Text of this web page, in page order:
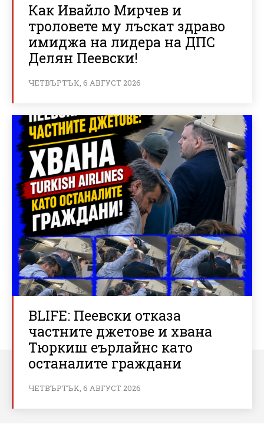
Как Ивайло Мирчев и
троловете му лъскат здраво
имиджа на лидера на ДПС
Делян Пеевски!
ЧЕТВЪРТЪК, 6 АВГУСТ 2026
BLIFE: Пеевски отказа
частните джетове и хвана
Тюркиш еърлайнс като
останалите граждани
ЧЕТВЪРТЪК, 6 АВГУСТ 2026